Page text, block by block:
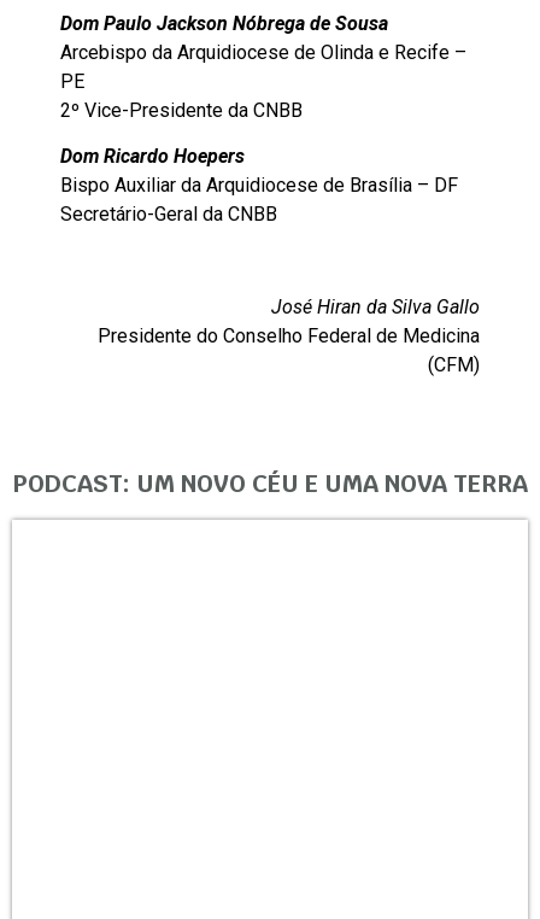
Dom Paulo Jackson Nóbrega de Sousa
Arcebispo da Arquidiocese de Olinda e Recife –
PE
2º Vice-Presidente da CNBB
Dom Ricardo Hoepers
Bispo Auxiliar da Arquidiocese de Brasília – DF
Secretário-Geral da CNBB
José Hiran da Silva Gallo
Presidente do Conselho Federal de Medicina
(CFM)
PODCAST: UM NOVO CÉU E UMA NOVA TERRA